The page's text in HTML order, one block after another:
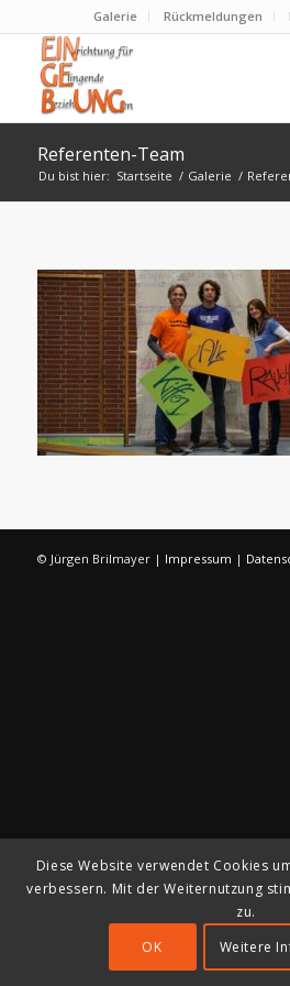
Galerie Rückmeldungen
Referenten-Team
Du bist hier: Startseite / Galerie /
© Jürgen Brilmayer | Impressum |
Diese Website verwendet Cookies
verbessern. Mit der Weiternutzung
zu.
OK
Weitere